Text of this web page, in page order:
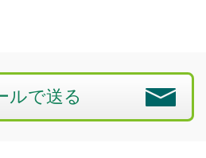
ルで送る